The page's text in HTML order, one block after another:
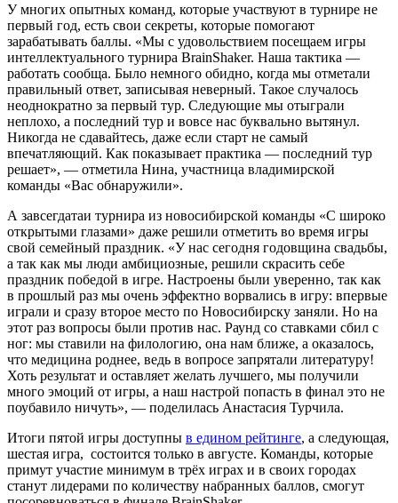
У многих опытных команд, которые участвуют в турнире не
первый год, есть свои секреты, которые помогают
зарабатывать баллы. «Мы с удовольствием посещаем игры
интеллектуального турнира BrainShaker. Наша тактика —
работать сообща. Было немного обидно, когда мы отметали
правильный ответ, записывая неверный. Такое случалось
неоднократно за первый тур. Следующие мы отыграли
неплохо, а последний тур и вовсе нас буквально вытянул.
Никогда не сдавайтесь, даже если старт не самый
впечатляющий. Как показывает практика — последний тур
решает», — отметила Нина, участница владимирской
команды «Вас обнаружили».
А завсегдатаи турнира из новосибирской команды «С широко
открытыми глазами» даже решили отметить во время игры
свой семейный праздник. «У нас сегодня годовщина свадьбы,
а так как мы люди амбициозные, решили скрасить себе
праздник победой в игре. Настроены были уверенно, так как
в прошлый раз мы очень эффектно ворвались в игру: впервые
играли и сразу второе место по Новосибирску заняли. Но на
этот раз вопросы были против нас. Раунд со ставками сбил с
ног: мы ставили на филологию, она нам ближе, а оказалось,
что медицина роднее, ведь в вопросе запрятали литературу!
Хоть результат и оставляет желать лучшего, мы получили
много эмоций от игры, а наш настрой попасть в финал это не
поубавило ничуть», — поделилась Анастасия Турчила.
Итоги пятой игры доступны в едином рейтинге, а следующая,
шестая игра, состоится только в августе. Команды, которые
примут участие минимум в трёх играх и в своих городах
станут лидерами по количеству набранных баллов, смогут